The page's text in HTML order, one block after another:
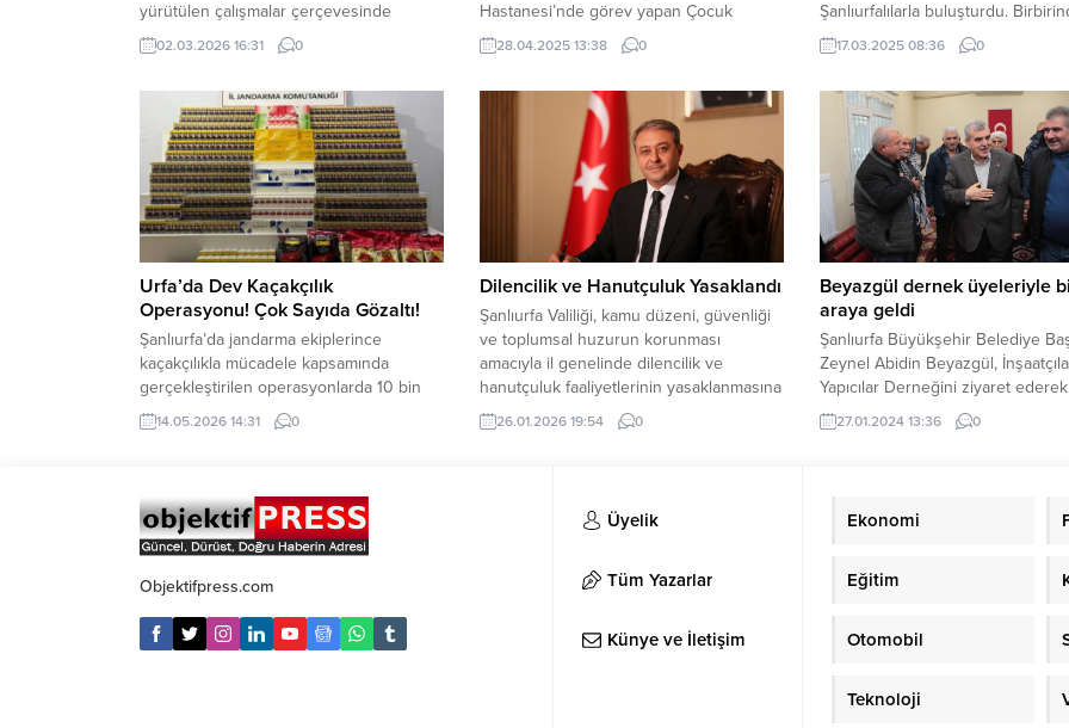
yürütülen çalışmalar çerçevesinde
Birecik ilçesinde önemli bir operasyona
imza atıldı. 26 Şubat 2026 tarihinde
İstihbarat Şube Müdürlüğü ekiplerince,
ruhsatsız silah bulundurduğu tespit
edilen şahısların ikametlerine operasyon
düzenlendi. Yapılan aramalarda 4 adet
ruhsatsız tabanca,...
02.03.2026 16:31 0
Hastanesi’nde görev yapan Çocuk
Psikiyatristi Uzm. Dr. Ozan
Saatçıoğlu,disleksi hakkında önemli
disleksinin bir hastalık değil,
özgülöğrenme bozukluklarının bir türü
olduğunu belirtti. “Disleksi, çocuklarda
okuma-yazma becerilerinde güçlük
yaşanmasına sebep olur. Bu çocuklar
okuduklarını anlamakta zorlanabilirler.
Genellikle çocukluk çağında tanı
28.04.2025 13:38 0
Şanlıurfalılarla buluşturdu.
güzel ilahilerin seslendirildiği
duygu doluanlar yaşandı.
etkinlikleri sürüyor. Her gün farklı
etkinliklerindüzenlendiği Şanlıurfa
Büyükşehir Belediyesi Fuar
Merkezindeki Ramazan Sokağı
Etkinliklerikapsamında
Önül sahne aldı. Önül,
ilahilerle Şanlıurfalılara
17.03.2025 08:36 0
Urfa’da Dev Kaçakçılık
Operasyonu! Çok Sayıda Gözaltı!
Şanlıurfa’da jandarma ekiplerince
kaçakçılıkla mücadele kapsamında
gerçekleştirilen operasyonlarda 10 bin
350 paket kaçak sigara ele geçirildi ve
onlarca şahıs hakkında işlem başlatıldı.
ilişkin sürdürülen çalışmalar kapsamında,
Viranşehir ilçesinde önemli miktarda
kaçak ürüne el konuldu. Jandarma
ekiplerince
düzenlenen operasyon sonucunda, 10
bin 350 adet gümrük kaçağı...
14.05.2026 14:31 0
Dilencilik ve Hanutçuluk Yasaklandı
Şanlıurfa Valiliği, kamu düzeni, güvenliği
ve toplumsal huzurun korunması
amacıyla il genelinde dilencilik ve
hanutçuluk faaliyetlerinin yasaklanmasına
ilişkin Genel Emir yayınladı. Söz konusu
Genel Emir kapsamında; sokak, cadde,
duraklar, tarihi ve kültürel alanlar,
ibadethaneler, banka ATM’leri, köprü
altları, trafik ışıkları ve kavşaklar başta
olmak üzere...
26.01.2026 19:54 0
Beyazgül dernek üyeleriyle
araya geldi
Şanlıurfa Büyükşehir Belediye
Zeynel Abidin Beyazgül,
Yapıcılar Derneğini ziyaret
Dernek Başkanı Emin Demirkol ve
Yönetim Kurulu Üyeleriyle bir
Beyazgül, İnşaatçılar ve Yapıcılar
ziyaret etti. İnşaatçıların sorun...
27.01.2024 13:36 0
Objektifpress.com
Üyelik
Tüm Yazarlar
Künye ve İletişim
Ekonomi
Eğitim
Otomobil
Teknoloji